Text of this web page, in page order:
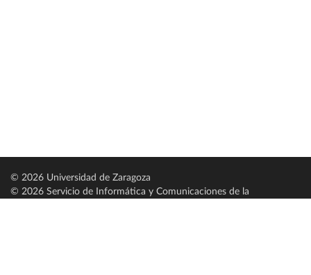
© 2026 Universidad de Zaragoza
© 2026 Servicio de Informática y Comunicaciones de la